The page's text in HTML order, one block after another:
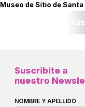
Museo de Sitio de
Leer más
Suscribite a
nuestro
NOMBRE Y APELLIDO